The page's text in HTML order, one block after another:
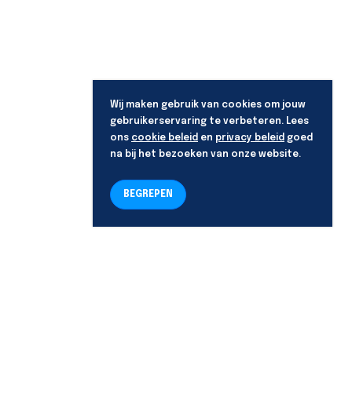
Wij maken gebruik van cookies om jouw
gebruikerservaring te verbeteren. Lees
ons cookie beleid en privacy beleid goed
na bij het bezoeken van onze website.
BEGREPEN